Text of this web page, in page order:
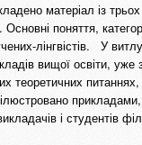
матеріал із
поняття,
лінгвістів. У
вищої освіти, уже
теоретичних
прикладами,
і студентів